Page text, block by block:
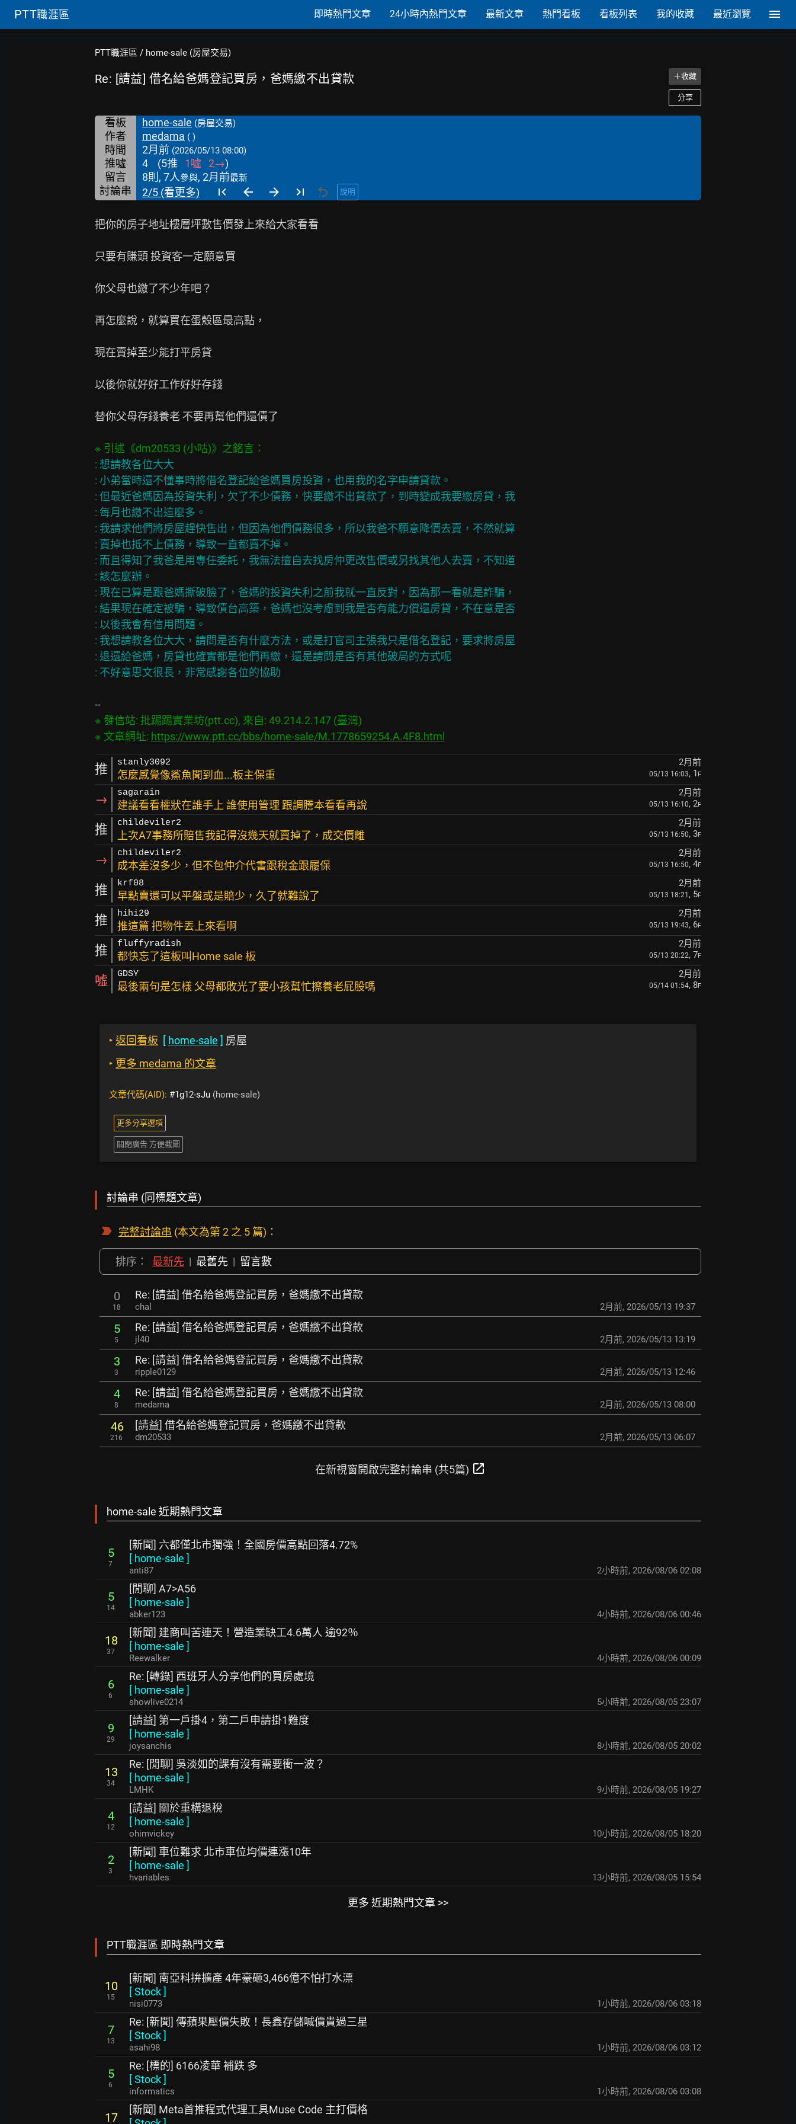
PTT職涯區 即時熱門文章 24小時內熱門文章 最新文章 熱門看板 看板列表 我的收藏 最近瀏覽
PTT職涯區 / home-sale (房屋交易)
Re: [請益] 借名給爸媽登記買房，爸媽繳不出貸款 ＋收藏
分享
看板 home-sale (房屋交易)
作者 medama ( )
時間 2月前 (2026/05/13 08:00)
推噓 4 (5推 1噓 2→)
留言
8則, 7人參與, 2月前最新
討論串 2/5 (看更多) 說明
把你的房子地址樓層坪數售價發上來給大家看看
只要有賺頭 投資客一定願意買
你父母也繳了不少年吧？
再怎麼說，就算買在蛋殼區最高點，
現在賣掉至少能打平房貸
以後你就好好工作好好存錢
替你父母存錢養老 不要再幫他們還債了
: 想請教各位大大
: 小弟當時還不懂事時將借名登記給爸媽買房投資，也用我的名字申請貸款。
: 但最近爸媽因為投資失利，欠了不少債務，快要繳不出貸款了，到時變成我要繳房貸，我
: 每月也繳不出這麼多。
: 我請求他們將房屋趕快售出，但因為他們債務很多，所以我爸不願意降價去賣，不然就算
: 賣掉也抵不上債務，導致一直都賣不掉。
: 而且得知了我爸是用專任委託，我無法擅自去找房仲更改售價或另找其他人去賣，不知道
: 該怎麼辦。
: 現在已算是跟爸媽撕破臉了，爸媽的投資失利之前我就一直反對，因為那一看就是詐騙，
: 結果現在確定被騙，導致債台高築，爸媽也沒考慮到我是否有能力償還房貸，不在意是否
: 以後我會有信用問題。
: 我想請教各位大大，請問是否有什麼方法，或是打官司主張我只是借名登記，要求將房屋
: 退還給爸媽，房貸也確實都是他們再繳，還是請問是否有其他破局的方式呢
※ 發信站: 批踢踢實業坊(ptt.cc), 來自: 49.214.2.147 (臺灣)
※ 文章網址: https://www.ptt.cc/bbs/home-sale/M.1778659254.A.4F8.html
推 stanly3092 2月前
怎麼感覺像鯊魚聞到血...板主保重 05/13 16:03, 1 F
→ sagarain 2月前
建議看看權狀在誰手上 誰使用管理 跟調謄本看看再說 05/13 16:10, 2F
推 childeviler2 2月前
上次A7事務所賠售我記得沒幾天就賣掉了，成交價離 05/13 16:50, 3F
→ childeviler2 2月前
成本差沒多少，但不包仲介代書跟稅金跟履保 05/13 16:50, 4F
推 krf08 2月前
早點賣還可以平盤或是賠少，久了就難說了 05/13 18:21 , 5F
推 hihi29 2月前
推這篇 把物件丟上來看啊 05/13 19:43, 6F
推 fluffyradish 2月前
都快忘了這板叫Home sale 板 05/13 20:22, 7F
噓 GDSY 2月前
最後兩句是怎樣 父母都敗光了要小孩幫忙擦養老屁股嗎 05/14 01:54, 8F
‣ 返回看板 [ home-sale ] 房屋
‣ 更多 medama 的文章
文章代碼(AID): #1g12-sJu (home-sale)
更多分享選項
關閉廣告 方便截圖
討論串 (同標題文章)
完整討論串 (本文為第 2 之 5 篇)：
排序： 最新先 | 最舊先 | 留言數
0
18
Re: [請益] 借名給爸媽登記買房，爸媽繳不出貸款
chal 2月前, 2026/05/13 19:37
5
5
Re: [請益] 借名給爸媽登記買房，爸媽繳不出貸款
jl40 2月前, 2026/05/13 13:19
3
3
Re: [請益] 借名給爸媽登記買房，爸媽繳不出貸款
ripple0129 2月前, 2026/05/13 12:46
4
8
Re: [請益] 借名給爸媽登記買房，爸媽繳不出貸款
medama 2月前, 2026/05/13 08:00
46
216
[請益] 借名給爸媽登記買房，爸媽繳不出貸款
dm20533 2月前, 2026/05/13 06:07
在新視窗開啟完整討論串 (共5篇) open_in_new
home-sale 近期熱門文章
5
7
[新聞] 六都僅北市獨強！全國房價高點回落4.72%
[ home-sale ]
anti87 2小時前, 2026/08/06 02:08
5
14
[閒聊] A7>A56
[ home-sale ]
abker123 4小時前, 2026/08/06 00:46
18
37
[新聞] 建商叫苦連天！營造業缺工4.6萬人 逾92％
[ home-sale ]
Reewalker 4小時前, 2026/08/06 00:09
6
6
Re: [轉錄] 西班牙人分享他們的買房處境
[ home-sale ]
showlive0214 5小時前, 2026/08/05 23:07
9
29
[請益] 第一戶掛4，第二戶申請掛1難度
[ home-sale ]
joysanchis 8小時前, 2026/08/05 20:02
13
34
Re: [閒聊] 吳淡如的課有沒有需要衝一波？
[ home-sale ]
LMHK 9小時前, 2026/08/05 19:27
4
12
[請益] 關於重構退稅
[ home-sale ]
ohimvickey 10小時前, 2026/08/05 18:20
2
3
[新聞] 車位難求 北市車位均價連漲10年
[ home-sale ]
hvariables 13小時前, 2026/08/05 15:54
更多 近期熱門文章 >>
PTT職涯區 即時熱門文章
10
15
[新聞] 南亞科拚擴產 4年豪砸3,466億不怕打水漂
[Stock]
nisi0773 1小時前, 2026/08/06 03:18
7
13
Re: [新聞] 傳蘋果壓價失敗！長鑫存儲喊價貴過三星
[Stock]
asahi98 1小時前, 2026/08/06 03:12
5
6
Re: [標的] 6166凌華 補跌 多
[Stock]
informatics 1小時前, 2026/08/06 03:08
17
[新聞] Meta首推程式代理工具Muse Code 主打價格